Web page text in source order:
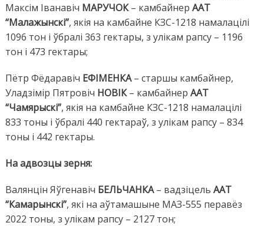
Максім Іванавіч МАРУЧОК– камбайнер ААТ
“Малажынскі”, якія на камбайне КЗС-1218 намалацілі
1096 тон і ўбралі 363 гектары, з улікам рапсу – 1196
тон і 473 гектары;
Пётр Фёдаравіч ЕФІМЕНКА– старшы камбайнер,
Уладзімір Пятровіч НОВІК– камбайнер ААТ
“Чамярыскі”, якія на камбайне КЗС-1218 намалацілі
833 тоны і ўбралі 440 гектараў, з улікам рапсу – 834
тоны і 442 гектары.
На адвозцы зерня:
Валянцін Яўгенавіч БЕЛЬЧАНКА– вадзіцель ААТ
“Камарынскі”, які на аўтамашыне МАЗ-555 перавёз
2022 тоны, з улікам рапсу – 2127 тон;